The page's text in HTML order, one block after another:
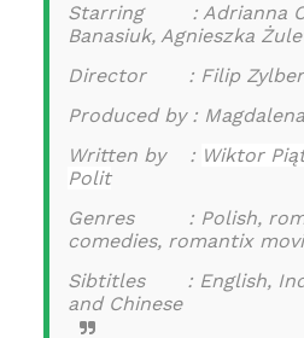
Starring : Adrianna
Banasiuk, Agnieszka
Director : Filip Zylber
Produced by :
Written by : Wiktor
Polit
Genres : Polish,
comedies, romantix
Sibtitles
: English,
and Chinese